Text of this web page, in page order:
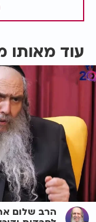
עוד מאותו
הרב שלום